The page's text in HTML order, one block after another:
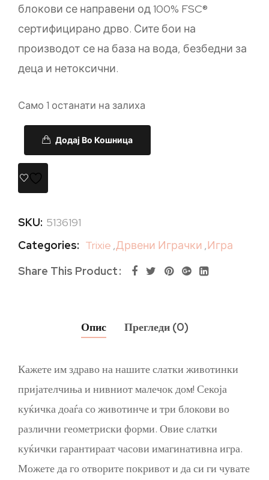
блокови се направени од 100% FSC®
сертифицирано дрво. Сите бои на
производот се на база на вода, безбедни за
деца и нетоксични.
Само 1 останати на залиха
Додај Во Кошница
SKU: 5136191
Categories: Trixie ,Дрвени Играчки ,Игра
Share This Product
Опис Прегледи (0)
Кажете им здраво на нашите слатки животинки
пријателчиња и нивниот малечок дом! Секоја
куќичка доаѓа со животинче и три блокови во
различни геометриски форми. Овие слатки
куќички гарантираат часови имагинативна игра.
Можете да го отворите покривот и да си ги чувате